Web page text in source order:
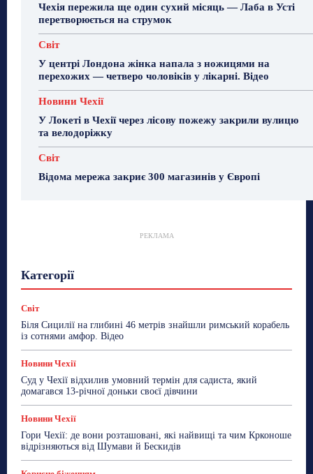
Чехія пережила ще один сухий місяць — Лаба в Усті
перетворюється на струмок
Світ
У центрі Лондона жінка напала з ножицями на
перехожих — четверо чоловіків у лікарні. Відео
Новини Чехії
У Локеті в Чехії через лісову пожежу закрили вулицю
та велодоріжку
Світ
Відома мережа закриє 300 магазинів у Європі
РЕКЛАМА
Категорії
Робота
Сад та город Світ
Спорт
ТехноМанія
Топ-новини Фоторепортаж
Світ
Біля Сицилії на глибині 46 метрів знайшли римський корабель
із сотнями амфор. Відео
Новини Чехії
Суд у Чехії відхилив умовний термін для садиста, який
домагався 13-річної доньки своєї дівчини
Новини Чехії
Гори Чехії: де вони розташовані, які найвищі та чим Крконоше
відрізняються від Шумави й Бескидів